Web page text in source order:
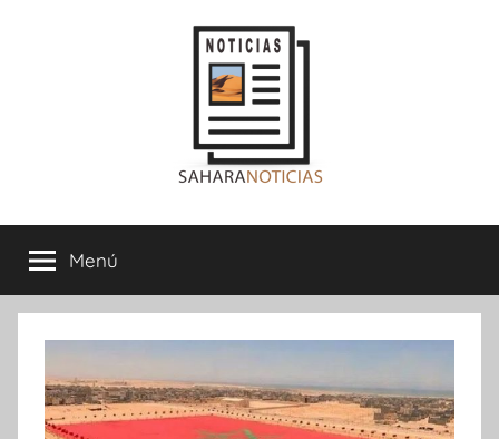
Sahara
Noticias
Menú